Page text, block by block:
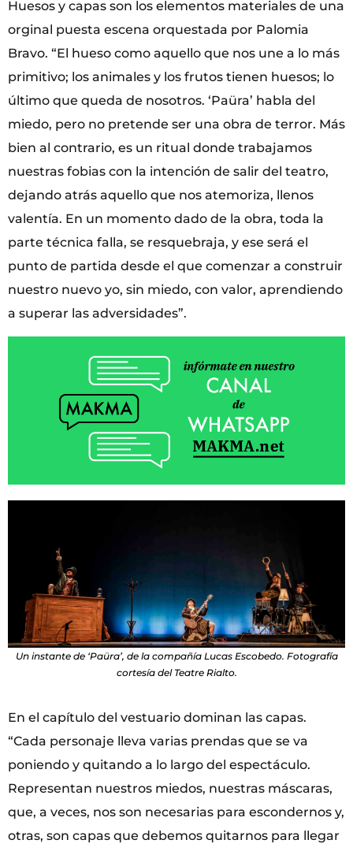
Huesos y capas son los elementos materiales de una
orginal puesta escena orquestada por Palomia
Bravo. “El hueso como aquello que nos une a lo más
primitivo; los animales y los frutos tienen huesos; lo
último que queda de nosotros. ‘Paüra’ habla del
miedo, pero no pretende ser una obra de terror. Más
bien al contrario, es un ritual donde trabajamos
nuestras fobias con la intención de salir del teatro,
dejando atrás aquello que nos atemoriza, llenos
valentía. En un momento dado de la obra, toda la
parte técnica falla, se resquebraja, y ese será el
punto de partida desde el que comenzar a construir
nuestro nuevo yo, sin miedo, con valor, aprendiendo
a superar las adversidades”.
Un instante de ‘Paüra’, de la compañía Lucas Escobedo. Fotografía
cortesía del Teatre Rialto.
En el capítulo del vestuario dominan las capas.
“Cada personaje lleva varias prendas que se va
poniendo y quitando a lo largo del espectáculo.
Representan nuestros miedos, nuestras máscaras,
que, a veces, nos son necesarias para escondernos y,
otras, son capas que debemos quitarnos para llegar